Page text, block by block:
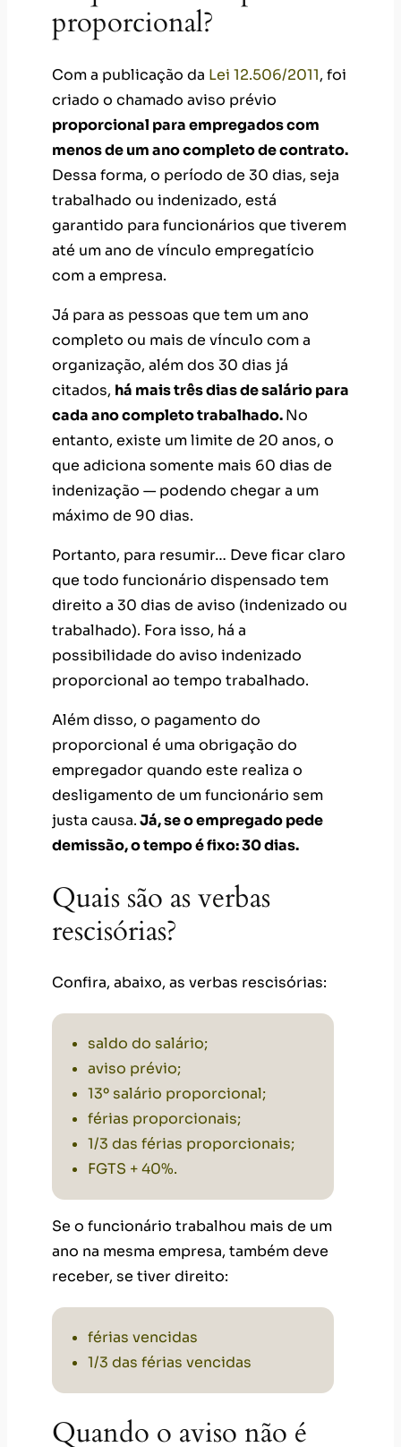
proporcional?
Com a publicação da Lei 12.506/2011, foi
criado o chamado aviso prévio
proporcional para empregados com
menos de um ano completo de contrato.
Dessa forma, o período de 30 dias, seja
trabalhado ou indenizado, está
garantido para funcionários que tiverem
até um ano de vínculo empregatício
com a empresa.
Já para as pessoas que tem um ano
completo ou mais de vínculo com a
organização, além dos 30 dias já
citados, há mais três dias de salário para
cada ano completo trabalhado.No
entanto, existe um limite de 20 anos, o
que adiciona somente mais 60 dias de
indenização — podendo chegar a um
máximo de 90 dias.
Portanto, para resumir… Deve ficar claro
que todo funcionário dispensado tem
direito a 30 dias de aviso (indenizado ou
trabalhado). Fora isso, há a
possibilidade do aviso indenizado
proporcional ao tempo trabalhado.
Além disso, o pagamento do
proporcional é uma obrigação do
empregador quando este realiza o
desligamento de um funcionário sem
justa causa.Já, se o empregado pede
demissão, o tempo é fixo: 30 dias.
Quais são as verbas
rescisórias?
Confira, abaixo, as verbas rescisórias:
saldo do salário;
aviso prévio;
13º salário proporcional;
férias proporcionais;
1/3 das férias proporcionais;
FGTS + 40%.
Se o funcionário trabalhou mais de um
ano na mesma empresa, também deve
receber, se tiver direito:
férias vencidas
1/3 das férias vencidas
Quando o aviso não é